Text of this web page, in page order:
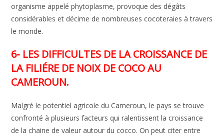
organisme appelé phytoplasme, provoque des dégâts
considérables et décime de nombreuses cocoteraies à travers
le monde.
6- LES DIFFICULTES DE LA CROISSANCE DE
LA FILIÉRE DE NOIX DE COCO AU
CAMEROUN.
Malgré le potentiel agricole du Cameroun, le pays se trouve
confronté à plusieurs facteurs qui ralentissent la croissance
de la chaine de valeur autour du cocco. On peut citer entre